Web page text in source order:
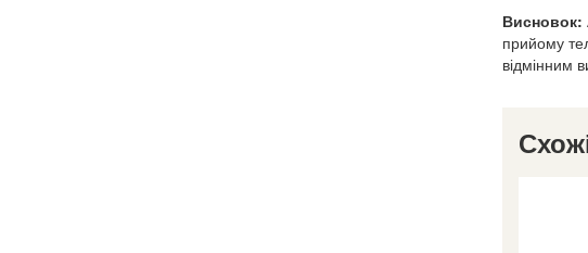
Висновок:
прийому
відмінним